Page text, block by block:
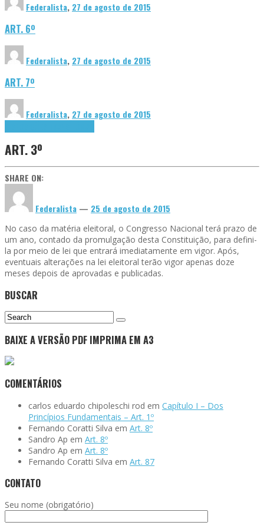
Federalista, 27 de agosto de 2015
ART. 6º
Federalista, 27 de agosto de 2015
ART. 7º
Federalista, 27 de agosto de 2015
ART. 3º
SHARE ON:
Federalista — 25 de agosto de 2015
No caso da matéria eleitoral, o Congresso Nacional terá prazo de
um ano, contado da promulgação desta Constituição, para defini-
la por meio de lei que entrará imediatamente em vigor. Após,
eventuais alterações na lei eleitoral terão vigor apenas doze
meses depois de aprovadas e publicadas.
BUSCAR
BAIXE A VERSÃO PDF IMPRIMA EM A3
COMENTÁRIOS
carlos eduardo chipoleschi rod em Capítulo I – Dos
Princípios Fundamentais – Art. 1º
Fernando Coratti Silva em Art. 8º
Sandro Ap em Art. 8º
Sandro Ap em Art. 8º
Fernando Coratti Silva em Art. 87
CONTATO
Seu nome (obrigatório)